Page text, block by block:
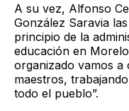
A su vez, Alfonso
González Saravia
principio de la
educación en
organizado vamos
maestros,
todo el pueblo”.